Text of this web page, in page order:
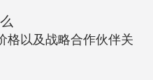
格以及战略合作伙伴关